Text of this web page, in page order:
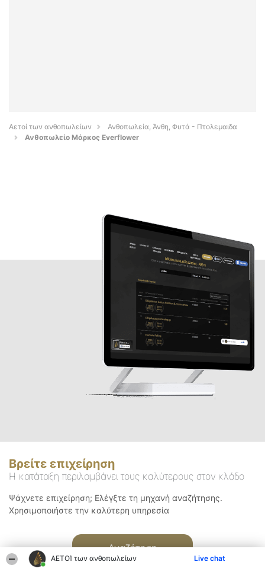
ΑΕΤΟΊ των ανθοπωλείων Live chat
Αετοί των ανθοπωλείων
Ανθοπωλεία, Άνθη, Φυτά - Πτολεμαιδα
Ανθοπωλείο Μάρκος Everflower
Βρείτε επιχείρηση
Η κατάταξη περιλαμβάνει τους καλύτερους στον κλάδο
Ψάχνετε επιχείρηση; Ελέγξτε τη μηχανή αναζήτησης.
Χρησιμοποιήστε την καλύτερη υπηρεσία
Αναζήτηση